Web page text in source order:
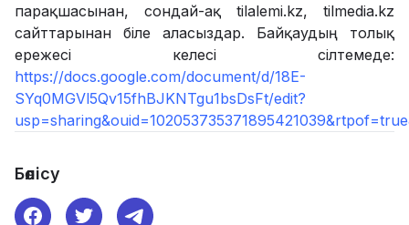
парақшасынан, сондай-ақ tilalemi.kz, tilmedia.kz
сайттарынан біле аласыздар. Байқаудың толық
ережесі келесі сілтемеде:
https://docs.google.com/document/d/18E-
SYq0MGVl5Qv15fhBJKNTgu1bsDsFt/edit?
Бөлісу